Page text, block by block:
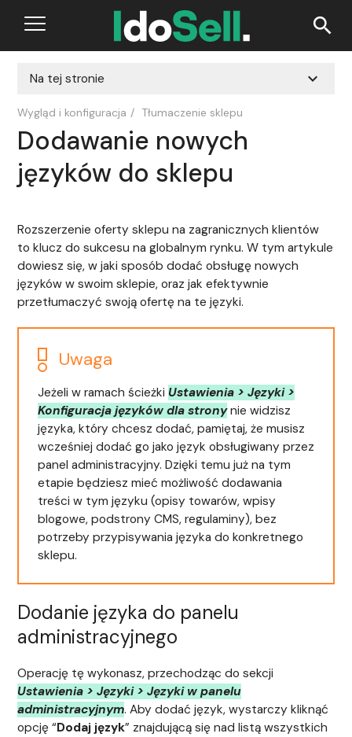
search
Na tej stronie expand_more
Wygląd i konfiguracja / Tłumaczenie sklepu
Dodawanie nowych
języków do sklepu
Rozszerzenie oferty sklepu na zagranicznych klientów
to klucz do sukcesu na globalnym rynku. W tym artykule
dowiesz się, w jaki sposób dodać obsługę nowych
języków w swoim sklepie, oraz jak efektywnie
przetłumaczyć swoją ofertę na te języki.
Uwaga
Jeżeli w ramach ścieżki Ustawienia > Języki >
Konfiguracja języków dla stronynie widzisz
języka, który chcesz dodać, pamiętaj, że musisz
wcześniej dodać go jako język obsługiwany przez
panel administracyjny. Dzięki temu już na tym
etapie będziesz mieć możliwość dodawania
treści w tym języku (opisy towarów, wpisy
blogowe, podstrony CMS, regulaminy), bez
potrzeby przypisywania języka do konkretnego
sklepu.
Dodanie języka do panelu
administracyjnego
Operację tę wykonasz, przechodząc do sekcji
Ustawienia > Języki > Języki w panelu
administracyjnym. Aby dodać język, wystarczy kliknąć
opcję “Dodaj język” znajdującą się nad listą wszystkich